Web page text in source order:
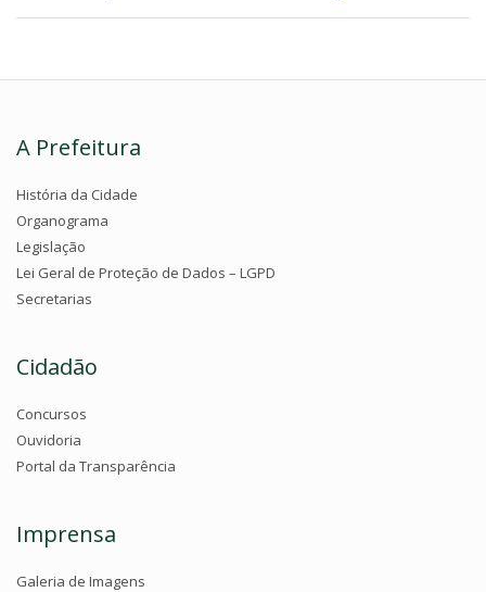
A Prefeitura
História da Cidade
Organograma
Legislação
Lei Geral de Proteção de Dados – LGPD
Secretarias
Cidadão
Concursos
Ouvidoria
Portal da Transparência
Imprensa
Galeria de Imagens